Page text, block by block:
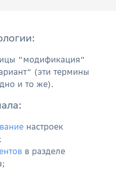
"модификация"
(эти термины
и то же).
настроек
в разделе